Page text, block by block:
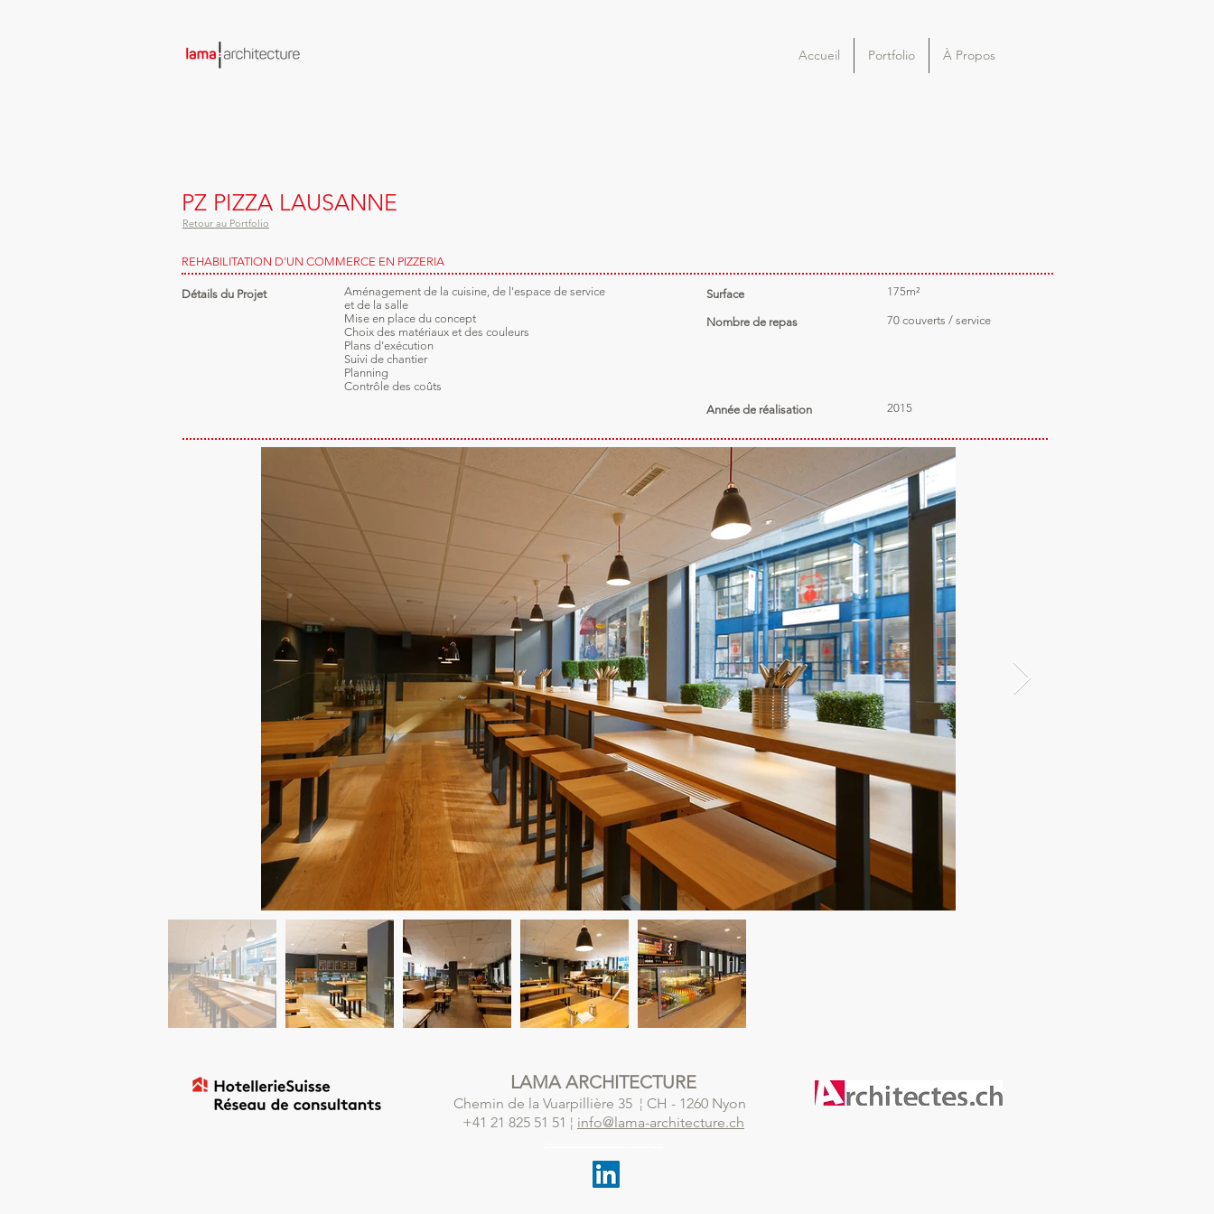
Accueil Portfolio À Propos
PZ PIZZA LAUSANNE
Retour au Portfolio
REHABILITATION D'UN COMMERCE EN PIZZERIA
Détails du Projet
Aménagement de la cuisine, de l'espace de service
et de la salle
Mise en place du concept
Choix des matériaux et des couleurs
Plans d'exécution
Suivi de chantier
Planning
Contrôle des coûts
Surface
Nombre de repas
175m²
70 couverts / service
Année de réalisation 2015
LAMA ARCHITECTURE
Chemin de la Vuarpillière 35 ¦ CH - 1260 Nyon
+41 21 825 51 51 ¦ info@lama-architecture.ch